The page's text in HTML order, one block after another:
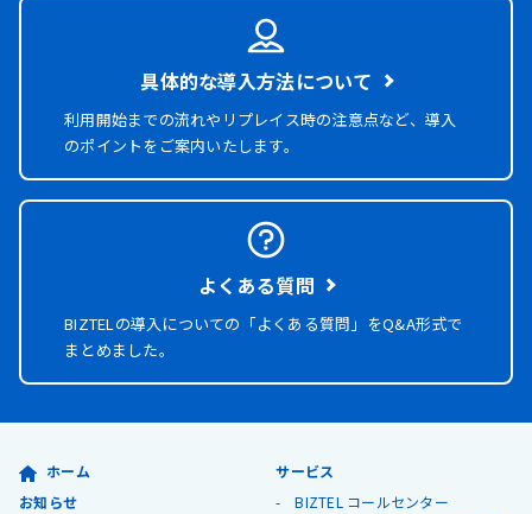
具体的な導入方法について
利用開始までの流れやリプレイス時の注意点など、導入
のポイントをご案内いたします。
よくある質問
BIZTELの導入についての「よくある質問」をQ&A形式で
まとめました。
ホーム
お知らせ
サービス
BIZTEL コールセンター